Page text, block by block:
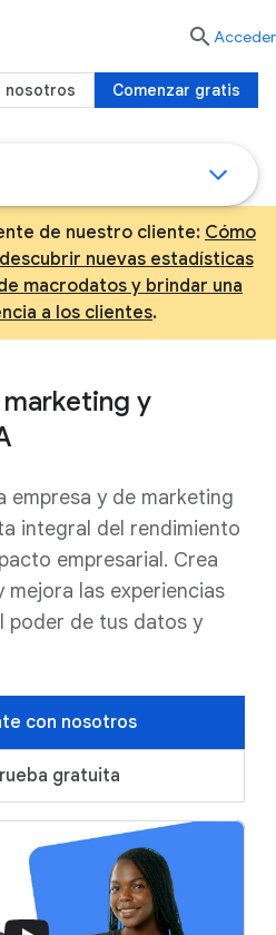
de nuestro cliente: Cómo
nuevas estadísticas
macrodatos y brindar una
a los clientes.
y
empresa y de marketing
integral del rendimiento
empresarial. Crea
mejora las experiencias
poder de tus datos y
con nosotros
gratuita
 Acceder
Comenzar gratis
nosotros